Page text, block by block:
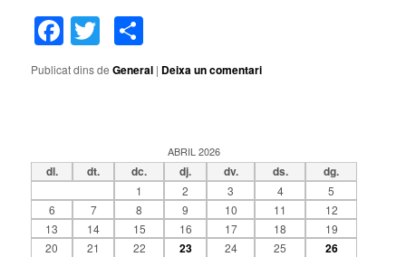
Facebook
Twitter
Publicat dins de General | Deixa un comentari
ABRIL 2026
dl. dt. dc. dj. dv. ds. dg.
1 2 3 4
5
6
7 8 9 10 11
12
13
14 15 16 17 18
19
20
21 22 23 24 25 26